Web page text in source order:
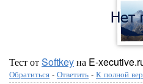
Тест отSoftkeyна E-
Обратиться - Ответить - К полной